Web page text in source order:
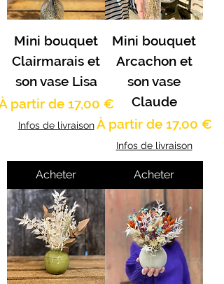
Mini bouquet
Clairmarais et
son vase Lisa
partir de 17,00 €
promotionnel
Infos de livraison
Acheter
Mini bouquet
Arcachon et
son vase
Claude
À partir de 17,00 €
Prix promotionnel
Infos de livraison
Acheter